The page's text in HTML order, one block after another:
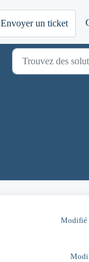
Envoyer un ticket
Modifié